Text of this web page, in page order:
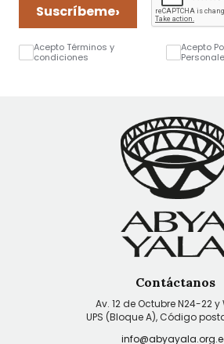
Suscríbeme›
Acepto Términos y
condiciones
Acepto
Contáctanos
Av. 12 de Octubre N24-22 y
UPS (Bloque A), Código